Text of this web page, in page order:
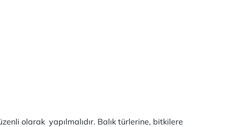
olarak yapılmalıdır. Balık türlerine, bitkilere